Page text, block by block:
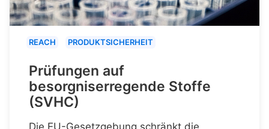
REACH PRODUKTSICHERHEIT
Prüfungen auf
besorgniserregende Stoffe
(SVHC)
Die EU-Gesetzgebung schränkt die